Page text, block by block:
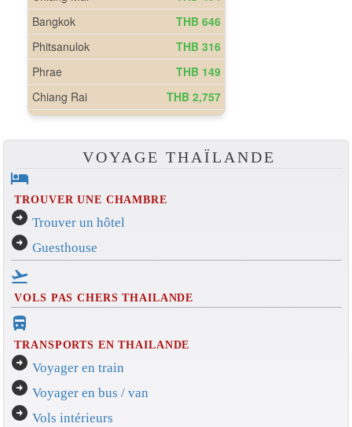
VOYAGE THAÏLANDE
hotel
TROUVER UNE CHAMBRE
arrow_circle_right Trouver un hôtel
arrow_circle_right Guesthouse
flight_takeoff
VOLS PAS CHERS THAILANDE
directions_bus_filled
TRANSPORTS EN THAILANDE
arrow_circle_right Voyager en train
arrow_circle_right Voyager en bus / van
arrow_circle_right Vols intérieurs